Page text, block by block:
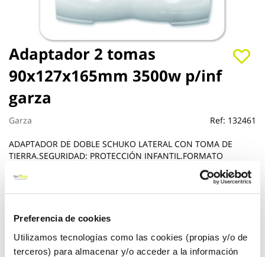
Preferencia de cookies
Utilizamos tecnologías como las cookies (propias y/o de
terceros) para almacenar y/o acceder a la información
Adaptador 2 tomas
90x127x165mm 3500w p/inf
garza
Garza Ref: 132461
ADAPTADOR DE DOBLE SCHUKO LATERAL CON TOMA DE
TIERRA.SEGURIDAD: PROTECCIÓN INFANTIL.FORMATO
BLÍSTER.COLOR BLANCO.CON LA GARANTÍA DE GARZA
POWER.
8,45 €
Saltar
al
comienzo
de
la
galería
de